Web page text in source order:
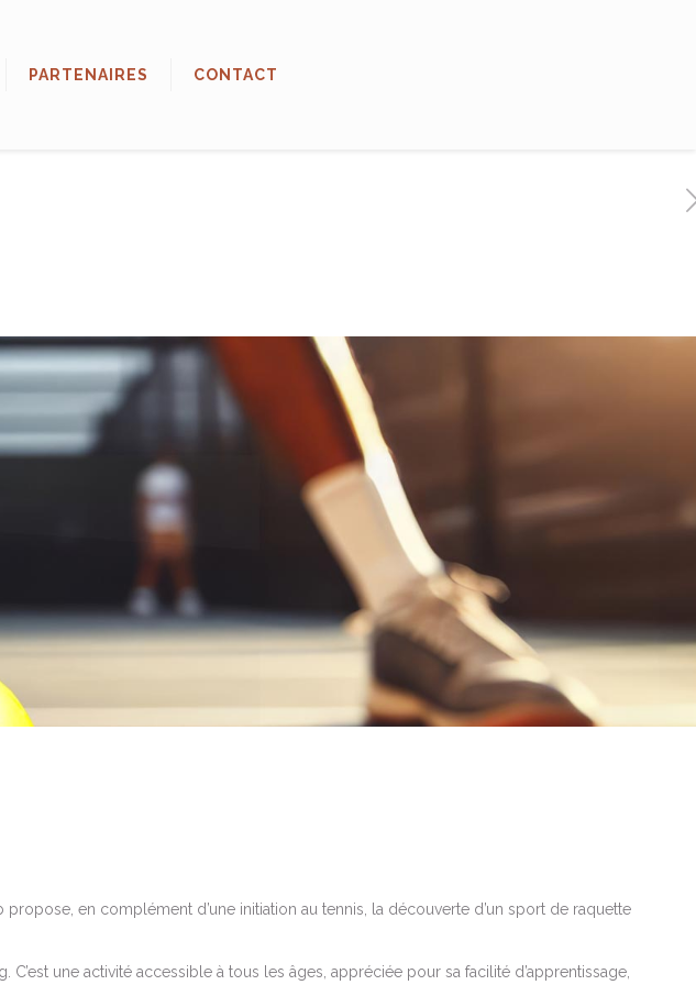
PARTENAIRES CONTACT
en complément d’une initiation au tennis, la découverte d’un sport de raquette
une activité accessible à tous les âges, appréciée pour sa facilité d’apprentissage,